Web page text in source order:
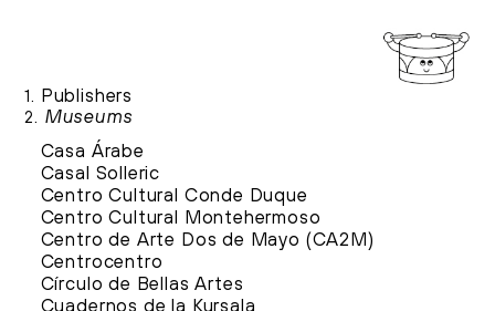
1. Publishers
2. Museums
Casa Árabe
Casal Solleric
Centro Cultural Conde Duque
Centro Cultural Montehermoso
Centro de Arte Dos de Mayo (CA2M)
Centrocentro
Círculo de Bellas Artes